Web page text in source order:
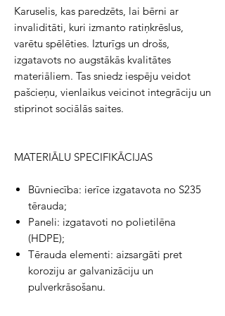
Karuselis, kas paredzēts, lai bērni ar
invaliditāti, kuri izmanto ratiņkrēslus,
varētu spēlēties. Izturīgs un drošs,
izgatavots no augstākās kvalitātes
materiāliem. Tas sniedz iespēju veidot
pašcieņu, vienlaikus veicinot integrāciju un
stiprinot sociālās saites.
MATERIĀLU SPECIFIKĀCIJAS
Būvniecība: ierīce izgatavota no S235
tērauda;
Paneli: izgatavoti no polietilēna
(HDPE);
Tērauda elementi: aizsargāti pret
koroziju ar galvanizāciju un
pulverkrāsošanu.